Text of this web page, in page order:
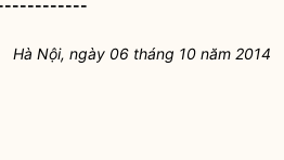
Hà Nội, ngày 06 tháng 10 năm 2014